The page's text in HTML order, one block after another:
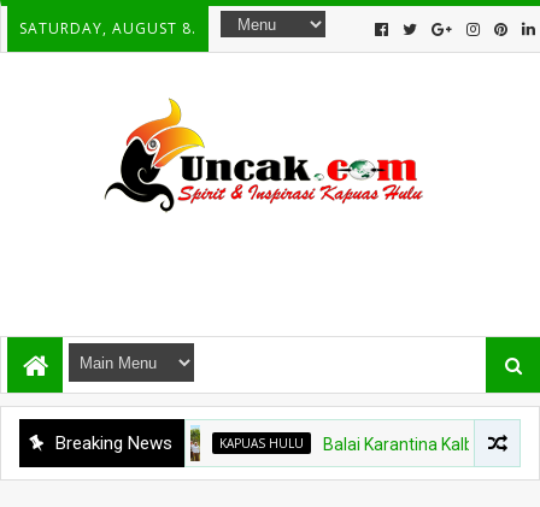
SATURDAY, AUGUST 8.
Breaking NewsKAPUAS HULU Balai Karantina Kalbar Tinjau Jalur